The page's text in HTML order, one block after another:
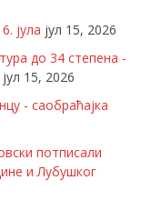
јула јул 15, 2026
до 34 степена -
јул 15, 2026
- саобраћајка
потписали
и Лубушког